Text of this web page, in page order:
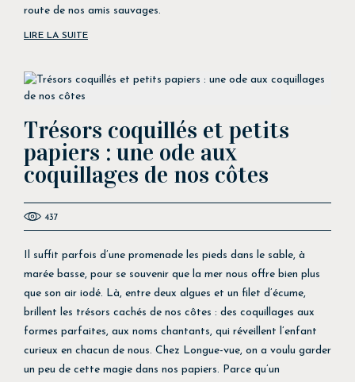
route de nos amis sauvages.
LIRE LA SUITE
Trésors coquillés et petits
papiers : une ode aux
coquillages de nos côtes
437
Il suffit parfois d’une promenade les pieds dans le sable, à
marée basse, pour se souvenir que la mer nous offre bien plus
que son air iodé. Là, entre deux algues et un filet d’écume,
brillent les trésors cachés de nos côtes : des coquillages aux
formes parfaites, aux noms chantants, qui réveillent l’enfant
curieux en chacun de nous. Chez Longue-vue, on a voulu garder
un peu de cette magie dans nos papiers. Parce qu’un